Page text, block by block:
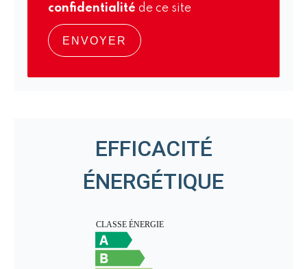
confidentialité de ce site
ENVOYER
EFFICACITÉ
ÉNERGÉTIQUE